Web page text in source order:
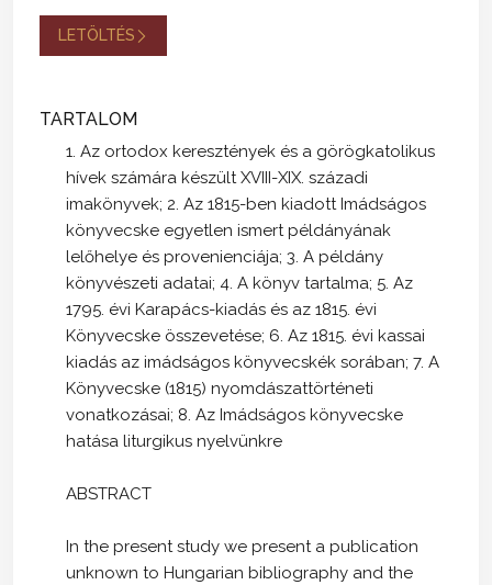
LETÖLTÉS
TARTALOM
1. Az ortodox keresztények és a görögkatolikus
hívek számára készült XVIII-XIX. századi
imakönyvek; 2. Az 1815-ben kiadott Imádságos
könyvecske egyetlen ismert példányának
lelőhelye és provenienciája; 3. A példány
könyvészeti adatai; 4. A könyv tartalma; 5. Az
1795. évi Karapács-kiadás és az 1815. évi
Könyvecske összevetése; 6. Az 1815. évi kassai
kiadás az imádságos könyvecskék sorában; 7. A
Könyvecske (1815) nyomdászattörténeti
vonatkozásai; 8. Az Imádságos könyvecske
hatása liturgikus nyelvünkre
ABSTRACT
In the present study we present a publication
unknown to Hungarian bibliography and the